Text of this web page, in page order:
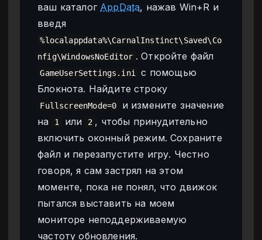
ваш каталог AppData, нажав Win+R и
введя
%localappdata%\CarnalInstinct\Saved\Co
nfig\WindowsNoEditor . Откройте файл
GameUserSettings.ini
с помощью
Блокнота. Найдите строку
FullscreenMode=0
и измените значение
на
1 или 2 , чтобы принудительно
включить оконный режим. Сохраните
файл и перезапустите игру. Честно
говоря, я сам застрял на этом
моменте, пока не понял, что движок
пытался выставить на моем
мониторе неподдерживаемую
частоту обновления.